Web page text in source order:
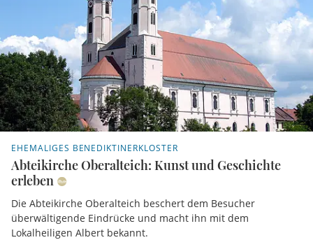
EHEMALIGES BENEDIKTINERKLOSTER
Abteikirche Oberalteich: Kunst und Geschichte
erleben
Die Abteikirche Oberalteich beschert dem Besucher
überwältigende Eindrücke und macht ihn mit dem
Lokalheiligen Albert bekannt.